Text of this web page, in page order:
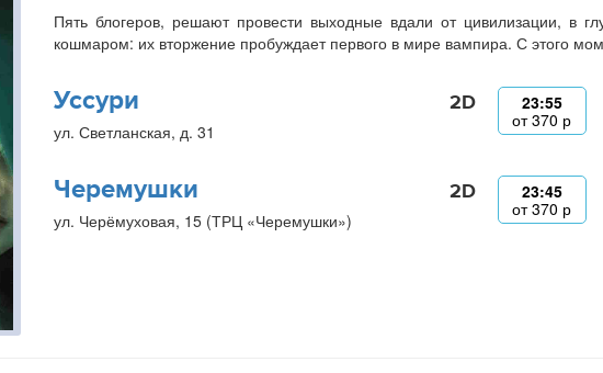
Пять блогеров, решают провести выходные вдали от цивилизации, в
кошмаром: их вторжение пробуждает первого в мире вампира. С этого
Уссури
ул. Светланская, д. 31
2D
23:55
от370 р
Черемушки
ул. Черёмуховая, 15 (ТРЦ «Черемушки»)
2D
23:45
от370 р